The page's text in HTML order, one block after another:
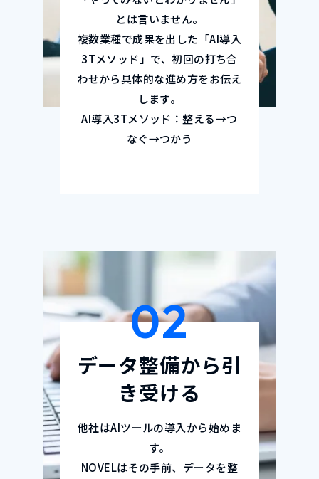
とは言いません。
複数業種で成果を出した「AI導入
3Tメソッド」で、初回の打ち合
わせから具体的な進め方をお伝え
します。
AI導入3Tメソッド：整える→つ
なぐ→つかう
データ整備から引
き受ける
02
他社はAIツールの導入から始めま
す。
NOVELはその手前、データを整